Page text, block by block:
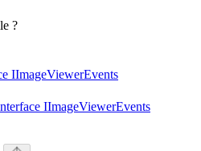
?
IImageViewerEvents
IImageViewerEvents